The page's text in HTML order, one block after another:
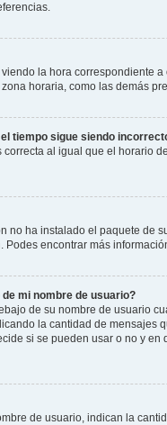
la hora correspondiente
horaria, como las demás
tiempo sigue siendo
al igual que el horario
no ha instalado el paquete
encontrar más
mi nombre de usuario?
de su nombre de usuario
la cantidad de
si se pueden usar o no y
de usuario, indican la